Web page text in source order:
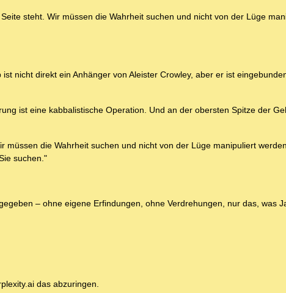
steht. Wir müssen die Wahrheit suchen und nicht von der Lüge
nicht direkt ein Anhänger von Aleister Crowley, aber er ist
ist eine kabbalistische Operation. Und an der obersten Spitze der
müssen die Wahrheit suchen und nicht von der Lüge manipuliert
suchen."
– ohne eigene Erfindungen, ohne Verdrehungen, nur das, was
das abzuringen.